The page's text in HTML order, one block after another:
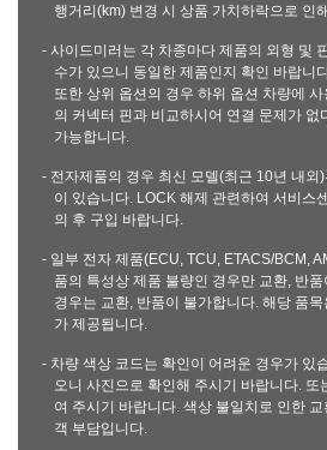
행거리(km) 변경 시 상품 가치하락으로 인
- 사이드미러는 각 차종마다 제품의 외형 및
수가 있으니 동일한 제품인지 확인 바랍니
또한 상위 옵션의 경우 하위 옵션 차량에
의 커넥터 핀과 비교하시어 연결 문제가 없
가능합니다.
- 전자제품의 경우 최신 모델(최근 10년 내외
이 있습니다. LOCK 해제 관련하여 서비스
의 후 구입 바랍니다.
- 일부 전자 제품(ECU, TCU, ETACS/BCM,
품의 특성상 제품 불량인 경우만 교환, 반
경우는 교환, 반품이 불가합니다. 해당 품
가 제공됩니다.
- 차량 색상 코드는 확인이 어려운 경우가 있
오니 사진으로 확인해 주시기 바랍니다. 또
여 주시기 바랍니다. 색상 불일치로 인한
객 부담입니다.